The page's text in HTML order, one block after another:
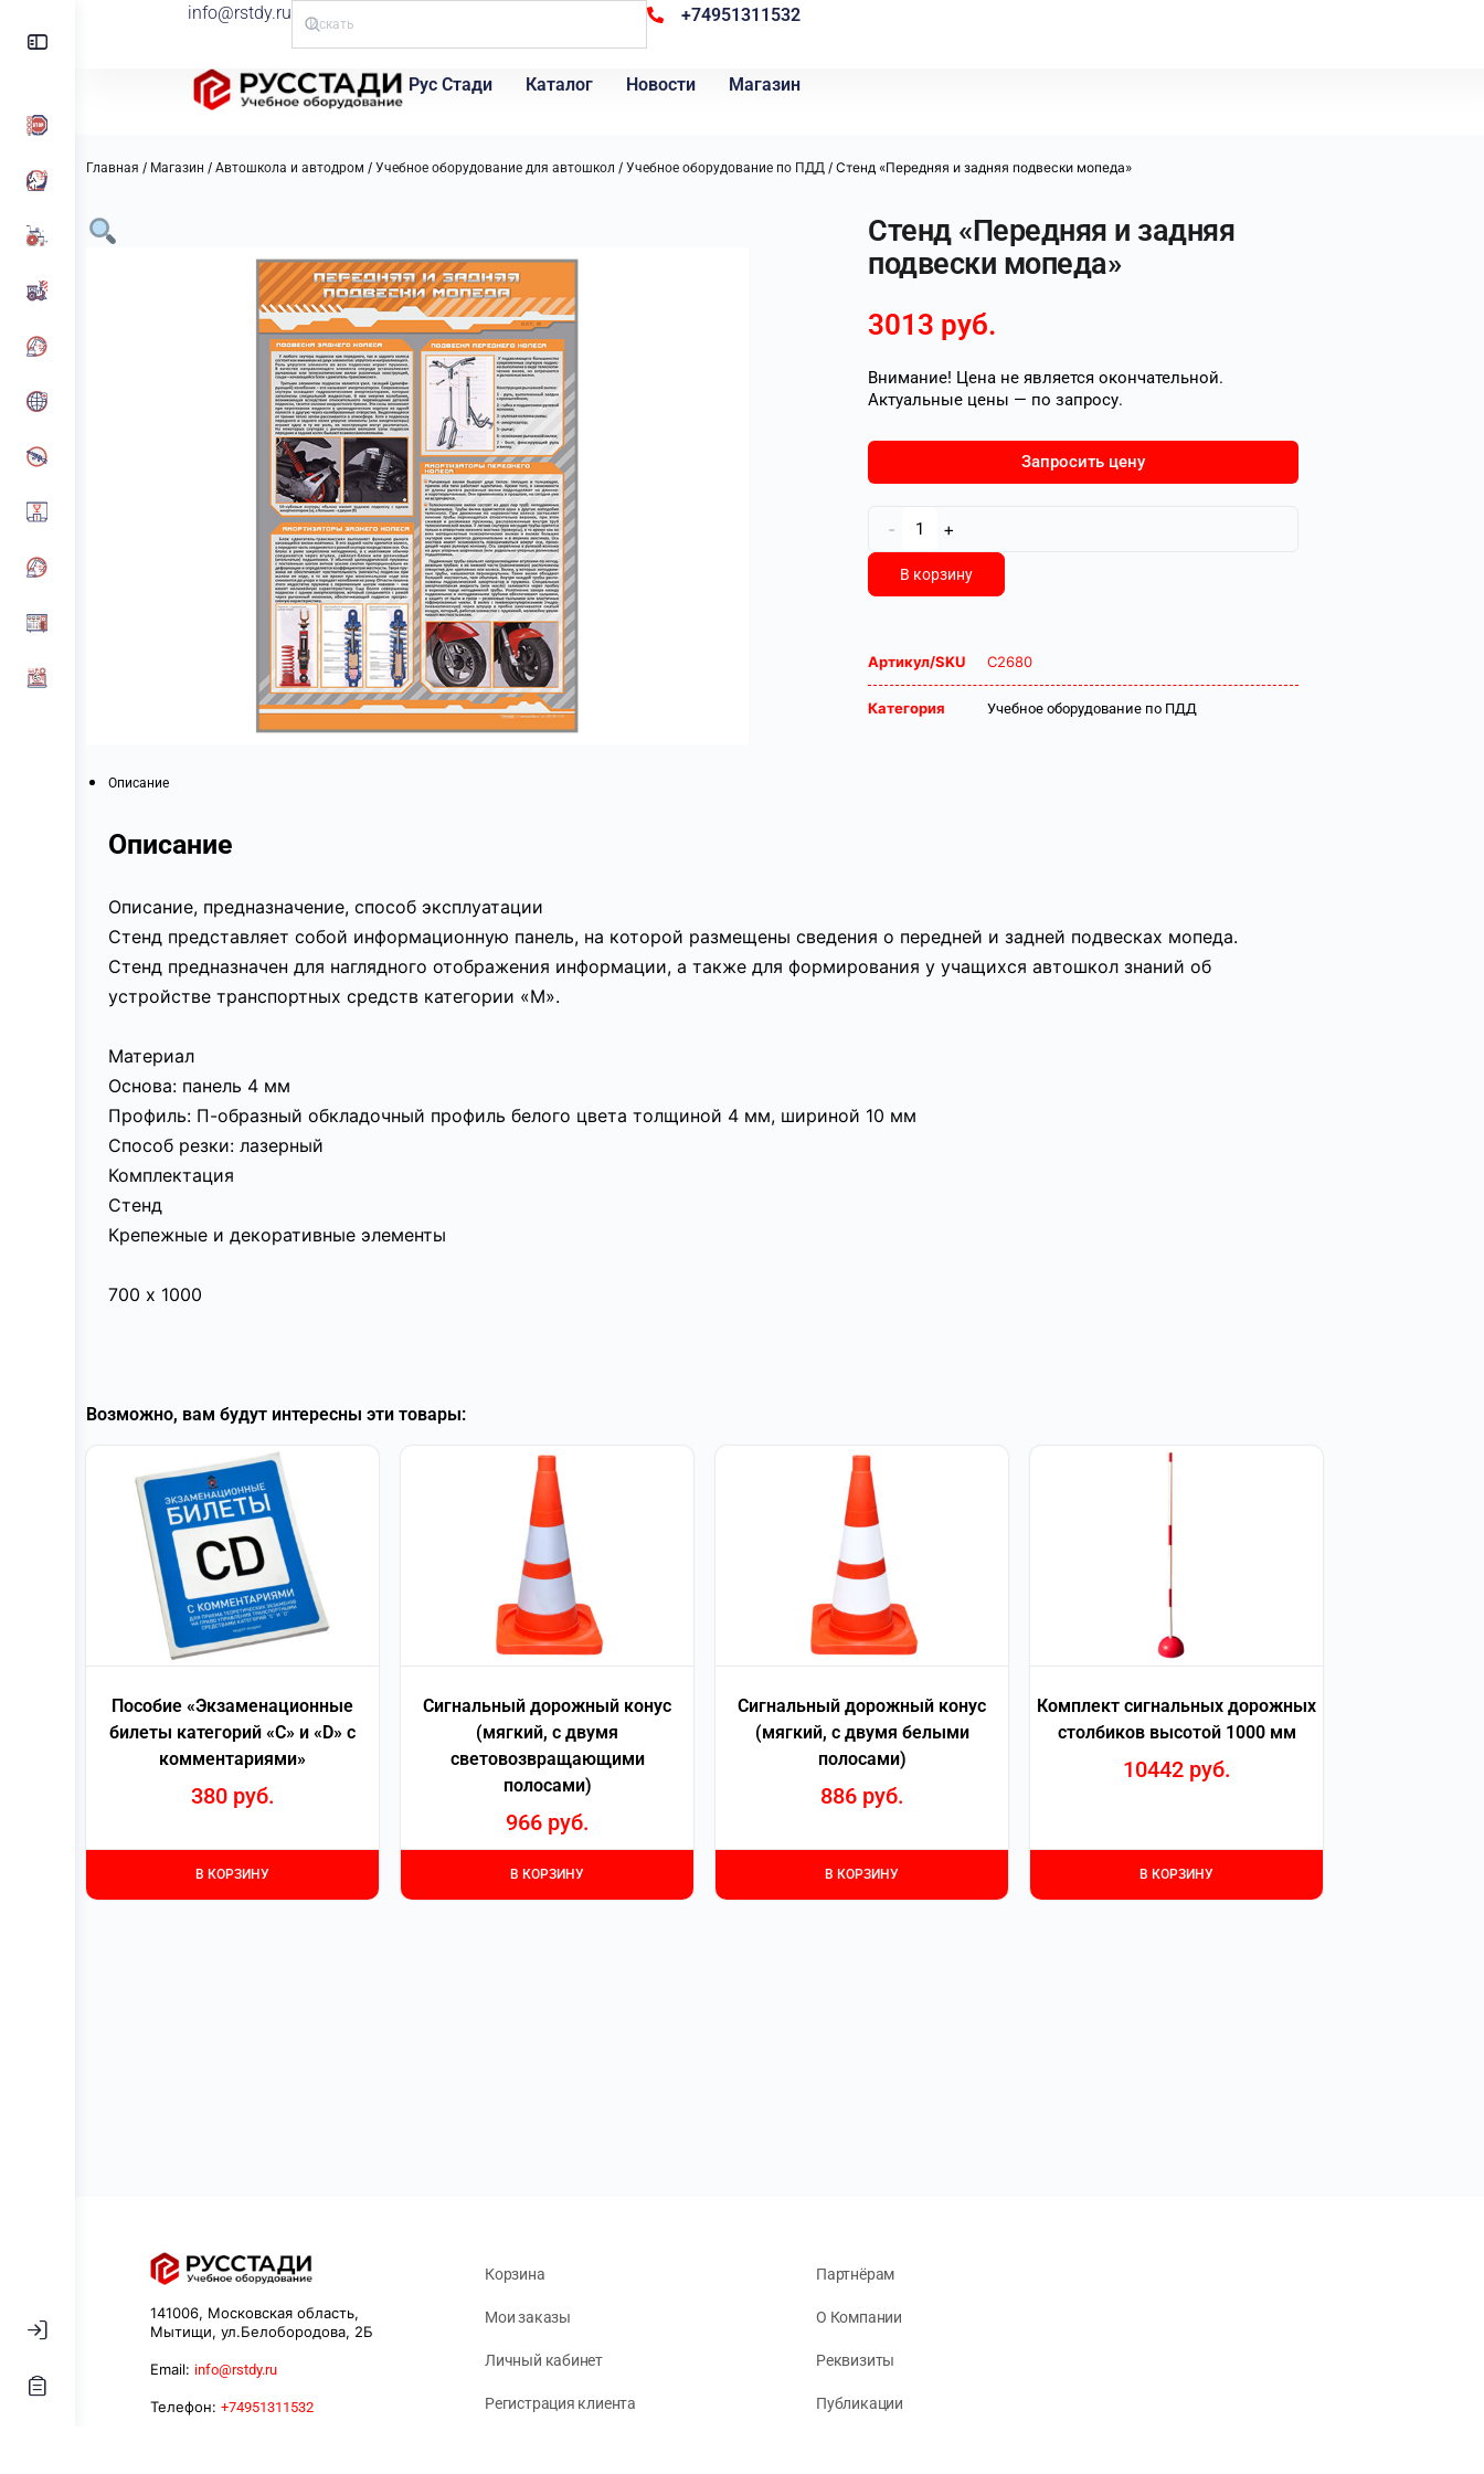
info@rstdy.ru +74951311532
Рус Стади Каталог Новости Магазин
Главная / Магазин / Автошкола и автодром / Учебное оборудование для автошкол / Учебное оборудование по ПДД / Стенд «Передняя и задняя подвески мопеда»
Стенд «Передняя и задняя
подвески мопеда»
3013 руб.
Внимание! Цена не является окончательной.
Актуальные цены — по запросу.
Запросить цену
- +
В корзину
Артикул/SKU С2680
Категория Учебное оборудование по ПДД
Описание
Описание
Описание, предназначение, способ эксплуатации
Стенд представляет собой информационную панель, на которой размещены сведения о передней и задней подвесках мопеда.
Стенд предназначен для наглядного отображения информации, а также для формирования у учащихся автошкол знаний об
устройстве транспортных средств категории «М».
Материал
Основа: панель 4 мм
Профиль: П-образный обкладочный профиль белого цвета толщиной 4 мм, шириной 10 мм
Способ резки: лазерный
Комплектация
Стенд
Крепежные и декоративные элементы
700 х 1000
Возможно, вам будут интересны эти товары:
Пособие «Экзаменационные
билеты категорий «С» и «D» с
комментариями»
380 руб.
В КОРЗИНУ
Сигнальный дорожный конус
(мягкий, с двумя
световозвращающими
полосами)
966 руб.
В КОРЗИНУ
Сигнальный дорожный конус
(мягкий, с двумя белыми
полосами)
886 руб.
В КОРЗИНУ
Комплект сигнальных дорожных
столбиков высотой 1000 мм
10442 руб.
В КОРЗИНУ
141006, Московская область,
Мытищи, ул.Белобородова, 2Б
Email: info@rstdy.ru
Телефон: +74951311532
Корзина
Мои заказы
Личный кабинет
Регистрация клиента
Партнёрам
О Компании
Реквизиты
Публикации